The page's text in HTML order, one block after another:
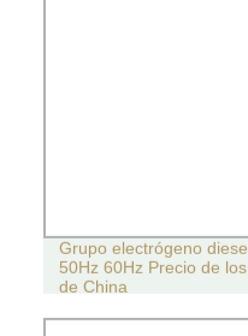
Grupo electrógeno
50Hz 60Hz Precio de
de China